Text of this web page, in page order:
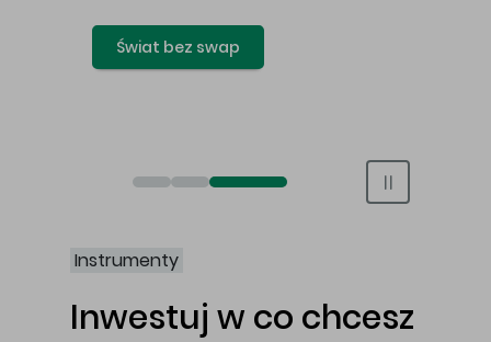
Świat bez swap
Otwórz rachunek maklerski online
Otwórz konto IKE/IKZE
Świat bez swap i prowizji
Instrumenty
Inwestuj w co chcesz